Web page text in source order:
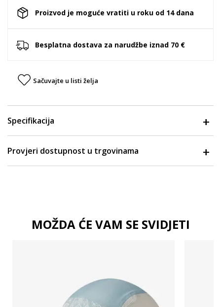
Proizvod je moguće vratiti u roku od 14 dana
Besplatna dostava za narudžbe iznad 70 €
Sačuvajte u listi želja
Specifikacija
Provjeri dostupnost u trgovinama
MOŽDA ĆE VAM SE SVIDJETI